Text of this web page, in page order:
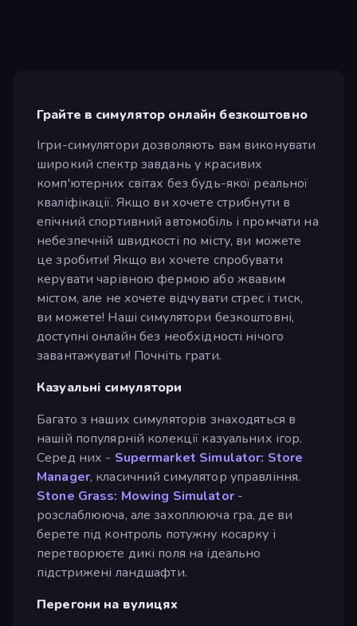
Грайте в симулятор онлайн безкоштовно
Ігри-симулятори дозволяють вам виконувати
широкий спектр завдань у красивих
комп'ютерних світах без будь-якої реальної
кваліфікації. Якщо ви хочете стрибнути в
епічний спортивний автомобіль і промчати на
небезпечній швидкості по місту, ви можете
це зробити! Якщо ви хочете спробувати
керувати чарівною фермою або жвавим
містом, але не хочете відчувати стрес і тиск,
ви можете! Наші симулятори безкоштовні,
доступні онлайн без необхідності нічого
завантажувати! Почніть грати.
Казуальні симулятори
Багато з наших симуляторів знаходяться в
нашій популярній колекції казуальних ігор.
Серед них - Supermarket Simulator: Store
Manager, класичний симулятор управління.
Stone Grass: Mowing Simulator-
розслаблююча, але захоплююча гра, де ви
берете під контроль потужну косарку і
перетворюєте дикі поля на ідеально
підстрижені ландшафти.
Перегони на вулицях